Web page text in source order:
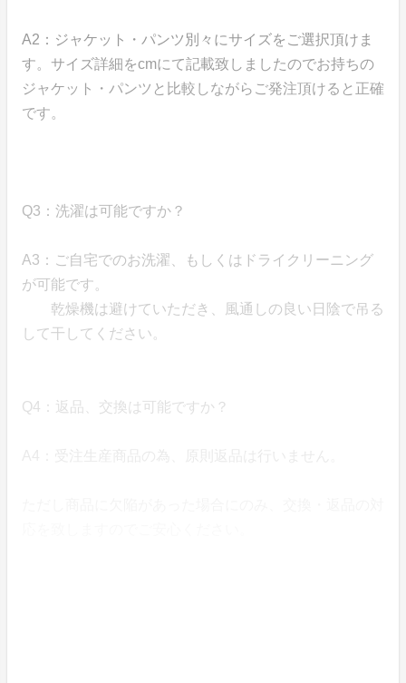
A2：ジャケット・パンツ別々にサイズをご選択頂けま
す。サイズ詳細をcmにて記載致しましたのでお持ちの
ジャケット・パンツと比較しながらご発注頂けると正確
です。
Q3：洗濯は可能ですか？
A3：ご自宅でのお洗濯、もしくはドライクリーニング
が可能です。
乾燥機は避けていただき、風通しの良い日陰で吊る
して干してください。
Q4：返品、交換は可能ですか？